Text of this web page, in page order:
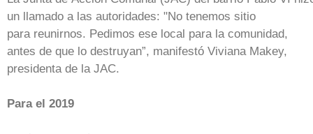
un llamado a las autoridades: "No tenemos sitio
para reunirnos. Pedimos ese local para la comunidad,
antes de que lo destruyan”, manifestó Viviana Makey,
presidenta de la JAC.
Para el 2019